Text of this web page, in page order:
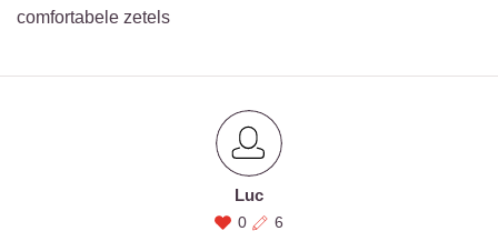
comfortabele zetels
Luc
0 6